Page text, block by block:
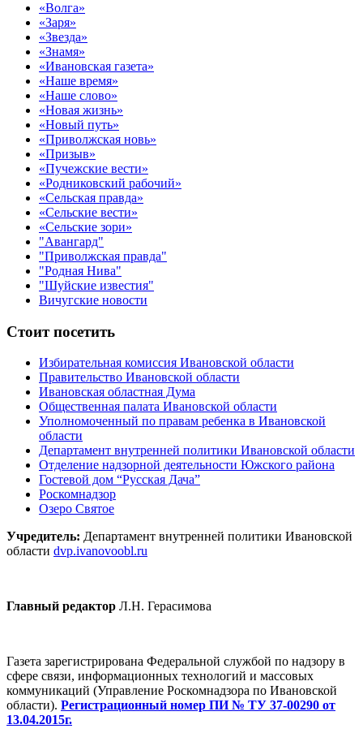
«Волга»
«Заря»
«Звезда»
«Знамя»
«Ивановская газета»
«Наше время»
«Наше слово»
«Новая жизнь»
«Новый путь»
«Приволжская новь»
«Призыв»
«Пучежские вести»
«Родниковский рабочий»
«Сельская правда»
«Сельские вести»
«Сельские зори»
"Авангард"
"Приволжская правда"
"Родная Нива"
"Шуйские известия"
Вичугские новости
Стоит посетить
Избирательная комиссия Ивановской области
Правительство Ивановской области
Ивановская областная Дума
Общественная палата Ивановской области
Уполномоченный по правам ребенка в Ивановской
области
Департамент внутренней политики Ивановской области
Отделение надзорной деятельности Южского района
Гостевой дом “Русская Дача”
Роскомнадзор
Озеро Святое
Учредитель: Департамент внутренней политики Ивановской
области dvp.ivanovoobl.ru
Главный редактор Л.Н. Герасимова
Газета зарегистрирована Федеральной службой по надзору в
сфере связи, информационных технологий и массовых
коммуникаций (Управление Роскомнадзора по Ивановской
области). Регистрационный номер ПИ № ТУ 37-00290 от
13.04.2015г.